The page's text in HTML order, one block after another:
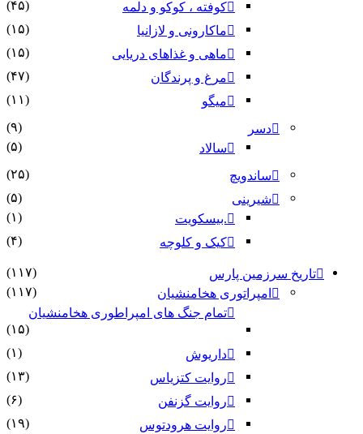
کوفته ، کوکو و دلمه
(۴۵)
ماکارونی و لازانیا
(۱۵)
ماهی و غذاهای دریایی
(۱۵)
مرغ و پرندگان
(۴۷)
میگو
(۱۱)
دسر
(۹)
سالاد
(۵)
ساندویچ
(۲۵)
شیرینی
(۵)
.بیسکویت
(۱)
کیک و کلوچه
(۴)
تاریخ سرزمین پارس
(۱۱۷)
امپراتوری هخامنشیان
(۱۱۷)
تمام جنگ های امپراطوری هخامنشیان
(۱۵)
داریوش
(۱)
روایت کتزیاس
(۱۳)
روایت گزنفن
(۶)
روایت هرودتوس
(۱۹)